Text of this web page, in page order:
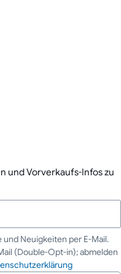
und Vorverkaufs-Infos zu
Neuigkeiten per E-Mail.
(Double-Opt-in); abmelden